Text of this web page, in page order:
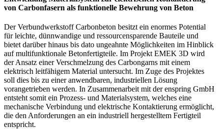
von Carbonfasern als funktionelle Bewehrung von Beton
Der Verbundwerkstoff Carbonbeton besitzt ein enormes Potential
für leichte, dünnwandige und ressourcensparende Bauteile und
bietet darüber hinaus bis dato ungeahnte Möglichkeiten im Hinblick
auf multifunktionale Betonfertigteile. Im Projekt EMEK 3D wird
der Ansatz einer Verschmelzung des Carbongarns mit einem
elektrisch leitfähigem Material untersucht. Im Zuge des Projektes
soll dies bis zu einer anwendbaren, industriellen Lösung
vorangetrieben werden. In Zusammenarbeit mit der enspring GmbH
entsteht somit ein Prozess- und Materialsystem, welches eine
mechanische Verbindung und elektrische Kontaktierung ermöglicht,
die den Anforderungen an ein industriell hergestelltem Fertigteil
entspricht.